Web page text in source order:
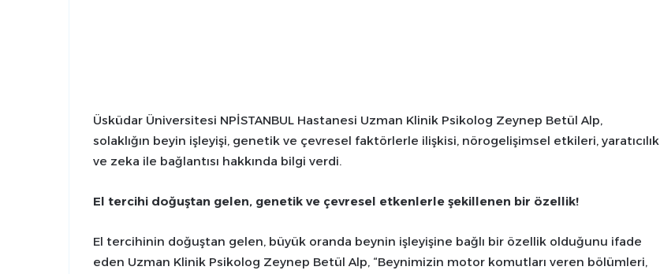
Üsküdar Üniversitesi NPİSTANBUL Hastanesi Uzman Klinik Psikolog Zeynep Betül Alp,
solaklığın beyin işleyişi, genetik ve çevresel faktörlerle ilişkisi, nörogelişimsel etkileri, yaratıcılık
ve zeka ile bağlantısı hakkında bilgi verdi.
El tercihi doğuştan gelen, genetik ve çevresel etkenlerle şekillenen bir özellik!
El tercihinin doğuştan gelen, büyük oranda beynin işleyişine bağlı bir özellik olduğunu ifade
eden Uzman Klinik Psikolog Zeynep Betül Alp, “Beynimizin motor komutları veren bölümleri,